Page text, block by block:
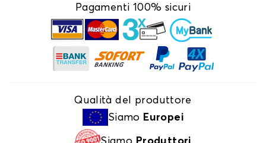
Pagamenti 100% sicuri
Qualità del produttore
Siamo Europei